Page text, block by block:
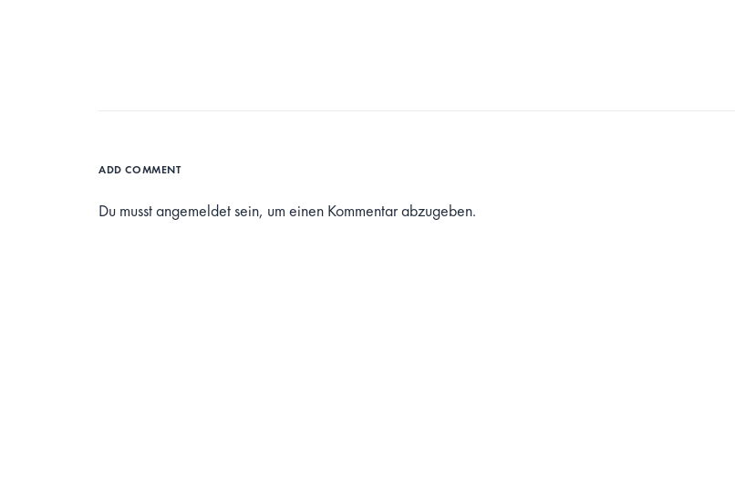
ADD COMMENT
Du musstangemeldetsein, um einen Kommentar abzugeben.